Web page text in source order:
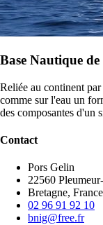
Base Nautique
Reliée au continent
comme sur l'eau un
des composantes d'un
Contact
Pors Gelin
22560
Bretagne, France
02 96 91 92 10
bnig@free.fr